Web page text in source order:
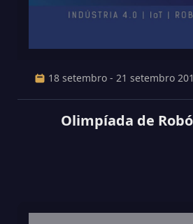
18 setembro - 21 setembro
Olimpíada de